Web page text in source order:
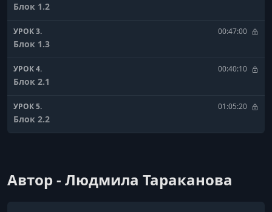
Блок 1.2
УРОК 3. 00:47:00
Блок 1.3
УРОК 4. 00:40:10
Блок 2.1
УРОК 5. 01:05:20
Блок 2.2
УРОК 7. 01:18:01
Автор - Людмила Тараканова